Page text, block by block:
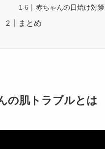
赤ちゃんの日焼け対策
まとめ
の肌トラブルとは